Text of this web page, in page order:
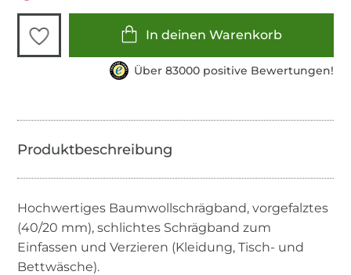
In deinen Warenkorb
Über 83000 positive Bewertungen!
Hochwertiges Baumwollschrägband, vorgefalztes
(40/20 mm), schlichtes Schrägband zum
Einfassen und Verzieren (Kleidung, Tisch- und
Bettwäsche).